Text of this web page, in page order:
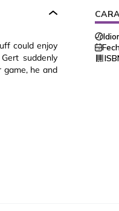
could enjoy
suddenly
game, he and